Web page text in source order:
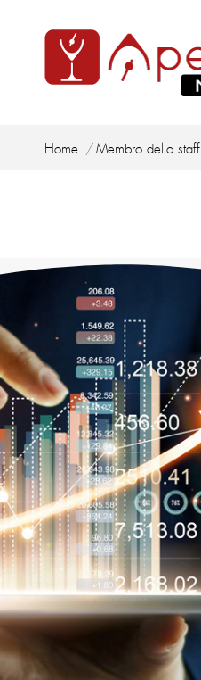
Tu sei qui:
Home Membro dello staff